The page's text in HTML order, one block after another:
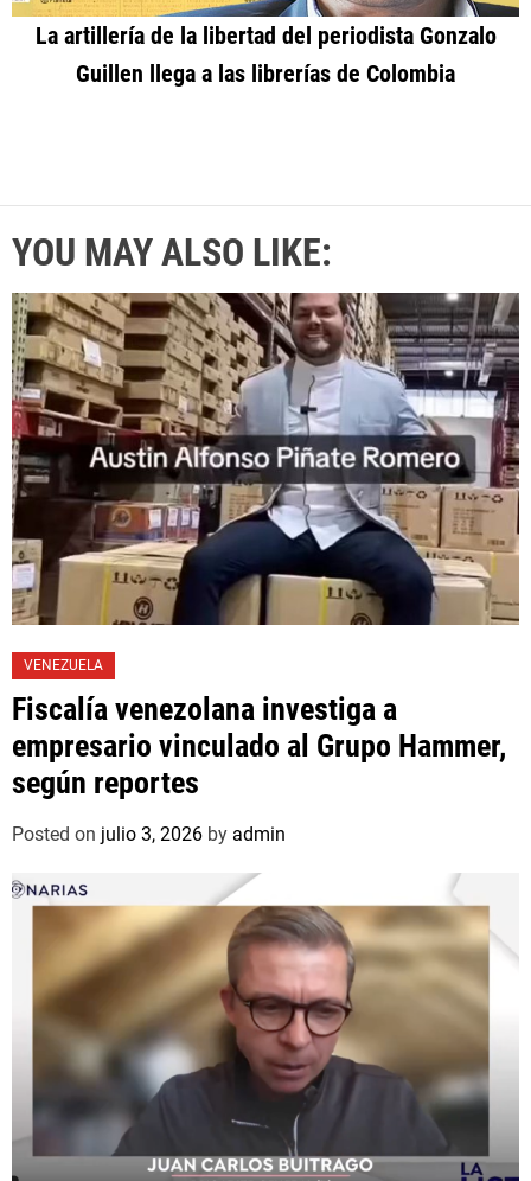
La artillería de la libertad del periodista Gonzalo
Guillen llega a las librerías de Colombia
YOU MAY ALSO LIKE:
VENEZUELA
Fiscalía venezolana investiga a
empresario vinculado al Grupo Hammer,
según reportes
Posted on julio 3, 2026 by admin